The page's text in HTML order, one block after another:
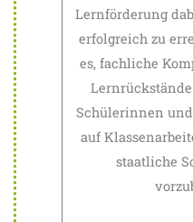
Lernförderung
erfolgreich zu
es, fachliche
Schülerinnen
auf
staatliche